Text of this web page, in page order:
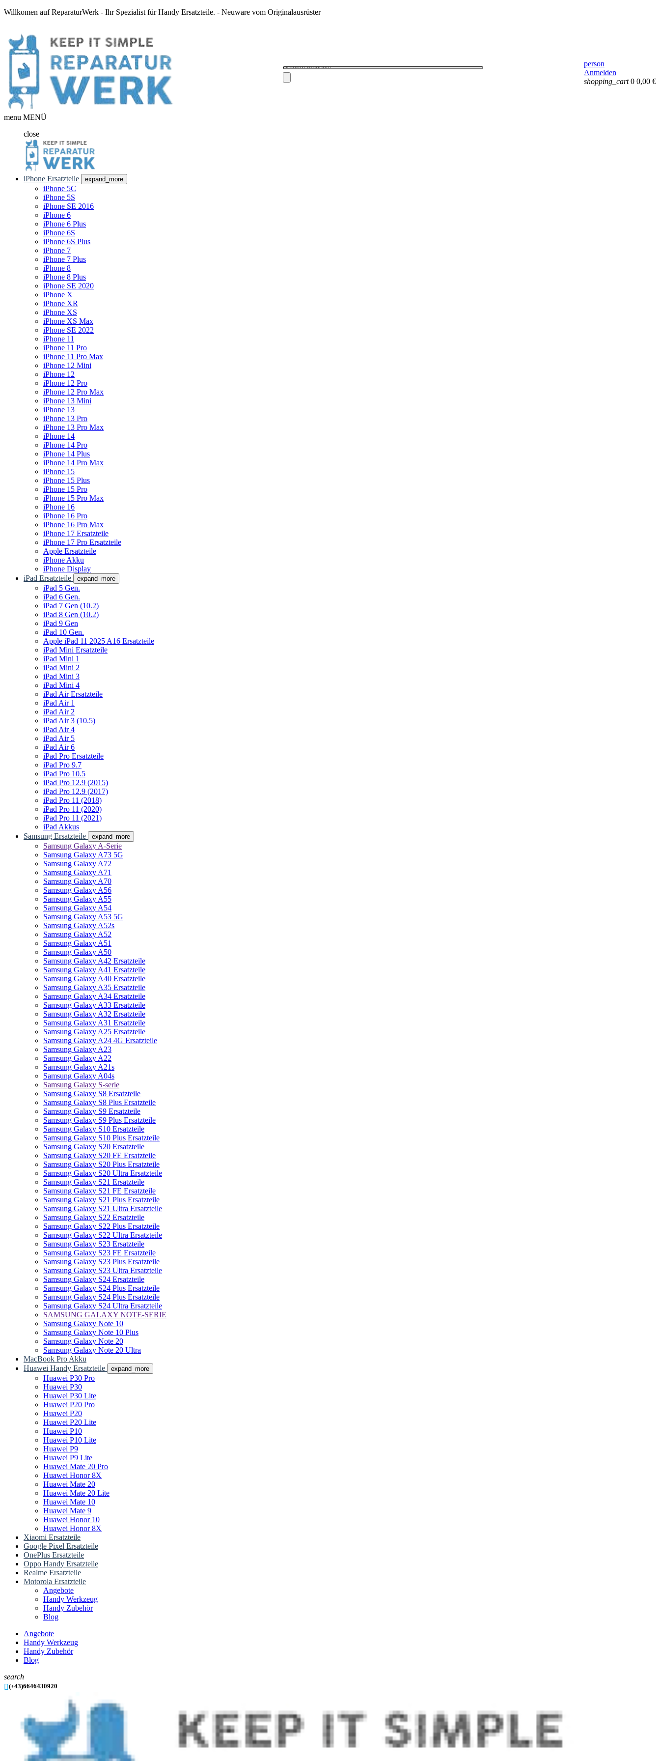
Willkomen auf ReparaturWerk - Ihr Spezialist für Handy Ersatzteile. - Neuware vom Originalausrüster
person
Anmelden
shopping_cart 0 0,00 €
menu MENÜ
close
iPhone Ersatzteile expand_more
iPhone 5C
iPhone 5S
iPhone SE 2016
iPhone 6
iPhone 6 Plus
iPhone 6S
iPhone 6S Plus
iPhone 7
iPhone 7 Plus
iPhone 8
iPhone 8 Plus
iPhone SE 2020
iPhone X
iPhone XR
iPhone XS
iPhone XS Max
iPhone SE 2022
iPhone 11
iPhone 11 Pro
iPhone 11 Pro Max
iPhone 12 Mini
iPhone 12
iPhone 12 Pro
iPhone 12 Pro Max
iPhone 13 Mini
iPhone 13
iPhone 13 Pro
iPhone 13 Pro Max
iPhone 14
iPhone 14 Pro
iPhone 14 Plus
iPhone 14 Pro Max
iPhone 15
iPhone 15 Plus
iPhone 15 Pro
iPhone 15 Pro Max
iPhone 16
iPhone 16 Pro
iPhone 16 Pro Max
iPhone 17 Ersatzteile
iPhone 17 Pro Ersatzteile
Apple Ersatzteile
iPhone Akku
iPhone Display
iPad Ersatzteile
expand_more
iPad 5 Gen.
iPad 6 Gen.
iPad 7 Gen (10.2)
iPad 8 Gen (10.2)
iPad 9 Gen
iPad 10 Gen.
Apple iPad 11 2025 A16 Ersatzteile
iPad Mini Ersatzteile
iPad Mini 1
iPad Mini 2
iPad Mini 3
iPad Mini 4
iPad Air Ersatzteile
iPad Air 1
iPad Air 2
iPad Air 3 (10.5)
iPad Air 4
iPad Air 5
iPad Air 6
iPad Pro Ersatzteile
iPad Pro 9.7
iPad Pro 10.5
iPad Pro 12.9 (2015)
iPad Pro 12.9 (2017)
iPad Pro 11 (2018)
iPad Pro 11 (2020)
iPad Pro 11 (2021)
iPad Akkus
Samsung Ersatzteile
expand_more
Samsung Galaxy A-Serie
Samsung Galaxy A73 5G
Samsung Galaxy A72
Samsung Galaxy A71
Samsung Galaxy A70
Samsung Galaxy A56
Samsung Galaxy A55
Samsung Galaxy A54
Samsung Galaxy A53 5G
Samsung Galaxy A52s
Samsung Galaxy A52
Samsung Galaxy A51
Samsung Galaxy A50
Samsung Galaxy A42 Ersatzteile
Samsung Galaxy A41 Ersatzteile
Samsung Galaxy A40 Ersatzteile
Samsung Galaxy A35 Ersatzteile
Samsung Galaxy A34 Ersatzteile
Samsung Galaxy A33 Ersatzteile
Samsung Galaxy A32 Ersatzteile
Samsung Galaxy A31 Ersatzteile
Samsung Galaxy A25 Ersatzteile
Samsung Galaxy A24 4G Ersatzteile
Samsung Galaxy A23
Samsung Galaxy A22
Samsung Galaxy A21s
Samsung Galaxy A04s
Samsung Galaxy S-serie
Samsung Galaxy S8 Ersatzteile
Samsung Galaxy S8 Plus Ersatzteile
Samsung Galaxy S9 Ersatzteile
Samsung Galaxy S9 Plus Ersatzteile
Samsung Galaxy S10 Ersatzteile
Samsung Galaxy S10 Plus Ersatzteile
Samsung Galaxy S20 Ersatzteile
Samsung Galaxy S20 FE Ersatzteile
Samsung Galaxy S20 Plus Ersatzteile
Samsung Galaxy S20 Ultra Ersatzteile
Samsung Galaxy S21 Ersatzteile
Samsung Galaxy S21 FE Ersatzteile
Samsung Galaxy S21 Plus Ersatzteile
Samsung Galaxy S21 Ultra Ersatzteile
Samsung Galaxy S22 Ersatzteile
Samsung Galaxy S22 Plus Ersatzteile
Samsung Galaxy S22 Ultra Ersatzteile
Samsung Galaxy S23 Ersatzteile
Samsung Galaxy S23 FE Ersatzteile
Samsung Galaxy S23 Plus Ersatzteile
Samsung Galaxy S23 Ultra Ersatzteile
Samsung Galaxy S24 Ersatzteile
Samsung Galaxy S24 Plus Ersatzteile
Samsung Galaxy S24 Plus Ersatzteile
Samsung Galaxy S24 Ultra Ersatzteile
SAMSUNG GALAXY NOTE-SERIE
Samsung Galaxy Note 10
Samsung Galaxy Note 10 Plus
Samsung Galaxy Note 20
Samsung Galaxy Note 20 Ultra
MacBook Pro Akku
Huawei Handy Ersatzteile
expand_more
Huawei P30 Pro
Huawei P30
Huawei P30 Lite
Huawei P20 Pro
Huawei P20
Huawei P20 Lite
Huawei P10
Huawei P10 Lite
Huawei P9
Huawei P9 Lite
Huawei Mate 20 Pro
Huawei Honor 8X
Huawei Mate 20
Huawei Mate 20 Lite
Huawei Mate 10
Huawei Mate 9
Huawei Honor 10
Huawei Honor 8X
Xiaomi Ersatzteile
Google Pixel Ersatzteile
OnePlus Ersatzteile
Oppo Handy Ersatzteile
Realme Ersatzteile
Motorola Ersatzteile
Angebote
Handy Werkzeug
Handy Zubehör
Blog
Angebote
Handy Werkzeug
Handy Zubehör
Blog
search
(+43)6646430920